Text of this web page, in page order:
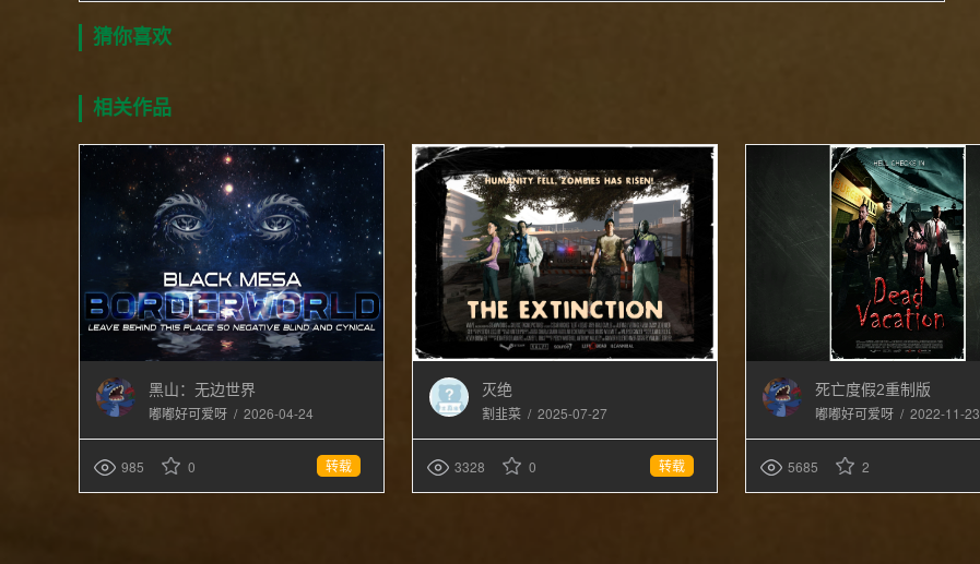
猜你喜欢
相关作品
黑山：无边世界
嘟嘟好可爱呀 / 2026-04-24
985 0 转载
灭绝
割韭菜 / 2025-07-27
3328 0 转载
死亡度假2重制版
嘟嘟好可爱呀 / 2022-11-23
5685 2